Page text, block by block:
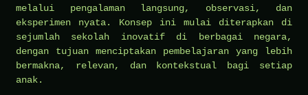
melalui pengalaman langsung, observasi, dan
eksperimen nyata. Konsep ini mulai diterapkan di
sejumlah sekolah inovatif di berbagai negara,
dengan tujuan menciptakan pembelajaran yang lebih
bermakna, relevan, dan kontekstual bagi setiap
anak.